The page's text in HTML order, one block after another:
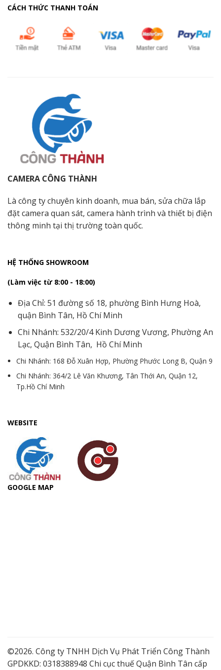
CÁCH THỨC THANH TOÁN
CAMERA CÔNG THÀNH
Là công ty chuyên kinh doanh, mua bán, sửa chữa lắp
đặt camera quan sát, camera hành trình và thiết bị điện
thông minh tại thị trường toàn quốc.
HỆ THỐNG SHOWROOM
(Làm việc từ 8:00 - 18:00)
Địa Chỉ: 51 đường số 18, phường Bình Hưng Hoà,
quận Bình Tân, Hồ Chí Minh
Chi Nhánh: 532/20/4 Kinh Dương Vương, Phường An
Lạc, Quận Bình Tân, Hồ Chí Minh
Chi Nhánh: 168 Đỗ Xuân Hợp, Phường Phước Long B, Quận 9
Chi Nhánh: 364/2 Lê Văn Khương, Tân Thới An, Quận 12,
Tp.Hồ Chí Minh
WEBSITE
GOOGLE MAP
©2026. Công ty TNHH Dịch Vụ Phát Triển Công Thành
GPDKKD: 0318388948 Chi cục thuế Quận Bình Tân cấp